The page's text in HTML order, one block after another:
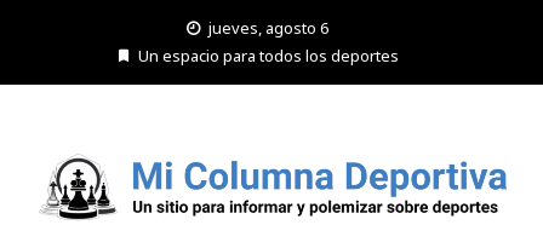
jueves, agosto 6
Un espacio para todos los deportes